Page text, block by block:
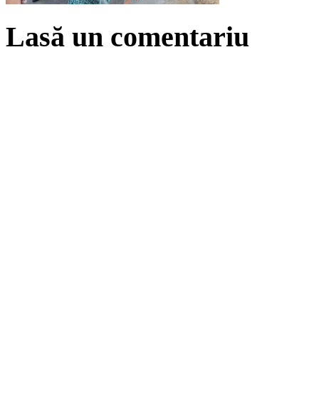
Lasă un comentariu